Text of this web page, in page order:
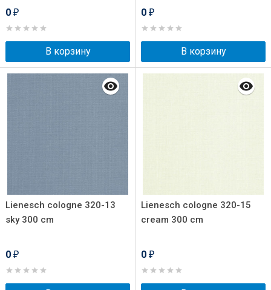
0 ₽
В корзину
0 ₽
В корзину
Lienesch cologne 320-13
sky 300 cm
0 ₽
Lienesch cologne 320-15
cream 300 cm
0 ₽